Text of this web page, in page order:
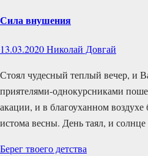
Сила внушения
13.03.2020Николай Довгай
Стоял чудесный теплый вечер, и
приятелями-однокурсниками
акации, и в благоуханном
истома весны. День таял, и
Берег твоего детства